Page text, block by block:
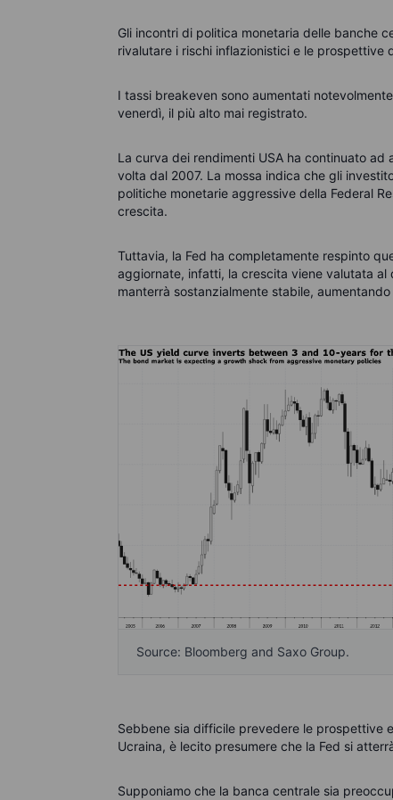
Gli incontri di politica monetaria delle banche
rivalutare i rischi inflazionistici e le prospettive
I tassi breakeven sono aumentati
venerdì, il più alto mai registrato.
La curva dei rendimenti USA ha continuato
volta dal 2007. La mossa indica che gli
politiche monetarie aggressive della Federal
crescita.
Tuttavia, la Fed ha completamente respinto
aggiornate, infatti, la crescita viene valutata
manterrà sostanzialmente stabile,
Source: Bloomberg and Saxo Group.
Sebbene sia difficile prevedere le prospettive
Ucraina, è lecito presumere che la Fed si
Supponiamo che la banca centrale sia